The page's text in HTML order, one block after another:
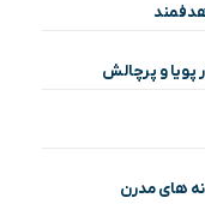
هدفمند
پویا و پرچالش